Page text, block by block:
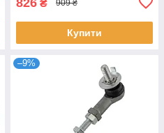
₴ 909 ₴
Купити
–9%